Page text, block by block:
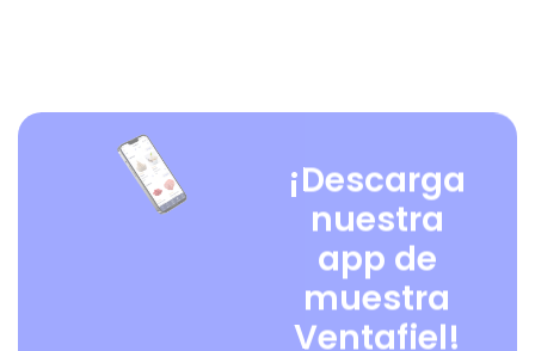
¡Descarga
nuestra
app de
muestra
Ventafiel!